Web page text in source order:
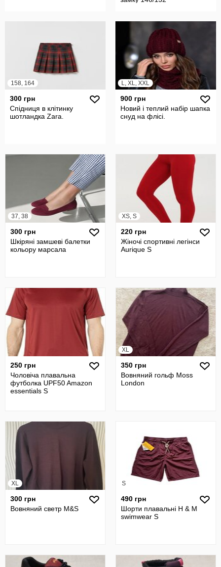
158, 164
300 грн
Спідниця в клітинку
шотландка Zara.
L, XL, XXL
900 грн
Новий і теплий набір шапка
снуд на флісі.
37, 38
300 грн
Шкіряні замшеві балетки
кольору марсала
XS, S
220 грн
Жіночі спортивні легінси
Aurique S
250 грн
Чоловіча плавальна
футболка UPF50 Amazon
essentials S
XL
350 грн
Вовняний гольф Moss
London
XL
300 грн
Вовняний светр M&S
S
490 грн
Шорти плавальні H & M
swimwear S